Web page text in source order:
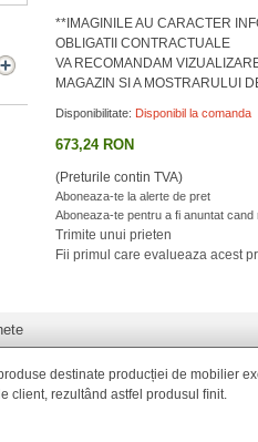
**IMAGINILE AU CARACTER
OBLIGATII CONTRACTUALE
VA RECOMANDAM
MAGAZIN SI A MOSTRARULUI
Disponibilitate: Disponibil la comanda
673,24 RON
(Preturile contin TVA)
Aboneaza-te la alerte de pret
Aboneaza-te pentru a fi anuntat cand
Trimite unui prieten
Fii primul care evalueaza acest
destinate producției de mobilier
client, rezultând astfel produsul ﬁnit.